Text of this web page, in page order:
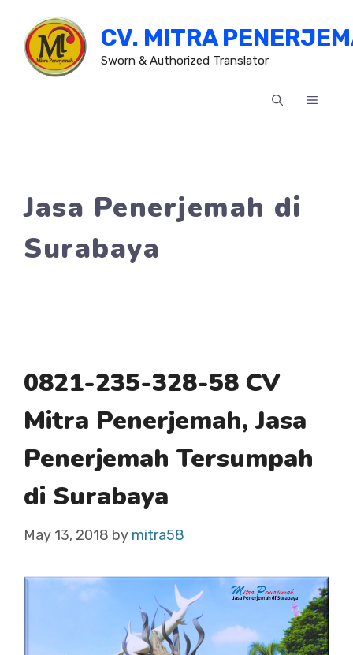
content
CV. MITRA
Sworn & Authorized Translator
MENU
Jasa Penerjemah di
Surabaya
0821-235-328-58 CV
Mitra Penerjemah, Jasa
Penerjemah Tersumpah
di Surabaya
May 13, 2018 by mitra58